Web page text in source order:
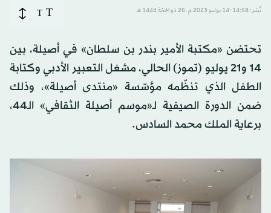
نُشر: 14:58-14 يوليو 2023 م ـ 26 ذو الحِجّة 1444 هـ T
T
تحتضن «مكتبة الأمير بندر بن سلطان» في أصيلة، بين
14 و21 يوليو (تموز) الحالي، مشغل التعبير الأدبي وكتابة
الطفل الذي تنظّمه مؤسّسة «منتدى أصيلة»، وذلك
ضمن الدورة الصيفية لـ«موسم أصيلة الثقافي» الـ44،
برعاية الملك محمد السادس.